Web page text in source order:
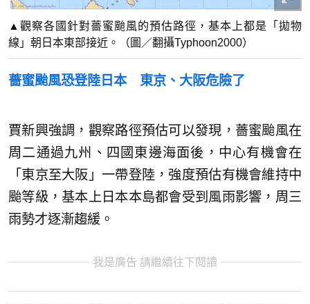
▲觀察各國針對薔蜜颱風的預估路徑，基本上都是「拋物
線」朝日本東部接近。（圖／翻攝Typhoon2000）
薔蜜颱風恐登陸日本 東京、大阪危險了
賈新興強調，觀察路徑預估可以發現，薔蜜颱風在
周二通過九州、四國東邊海面後，中心有機會在
「東京至大阪」一帶登陸，強度預估有機會維持中
颱等級，基本上日本本島都會受到風雨影響，周三
雨勢才逐漸趨緩。
我是廣告 請繼續往下閱讀